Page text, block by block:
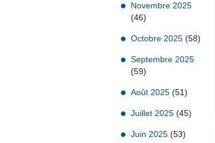
Novembre 2025
(46)
Octobre 2025 (58)
Septembre 2025
(59)
Août 2025 (51)
Juillet 2025 (45)
Juin 2025 (53)